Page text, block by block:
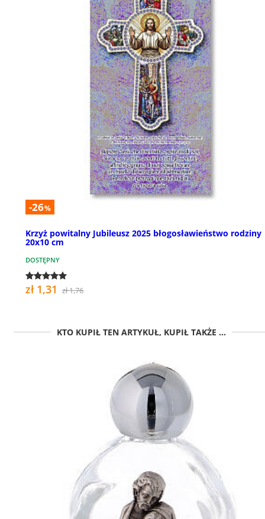
-26%
Krzyż powitalny Jubileusz 2025 błogosławieństwo rodziny
20x10 cm
DOSTĘPNY
zł 1,31 zł 1,76
KTO KUPIŁ TEN ARTYKUŁ, KUPIŁ TAKŻE ...